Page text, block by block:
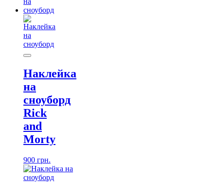
Наклейка
на
сноуборд
Rick
and
Morty
900 грн.